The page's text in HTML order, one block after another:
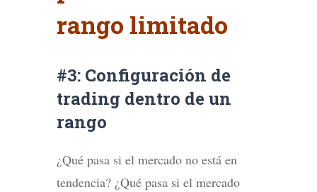
rango limitado
#3: Configuración de
trading dentro de un
rango
¿Qué pasa si el mercado no está en
tendencia? ¿Qué pasa si el mercado